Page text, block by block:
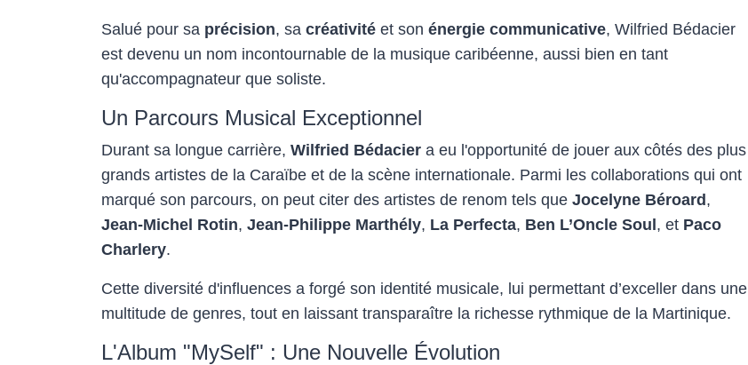
Salué pour sa précision, sa créativité et son énergie communicative, Wilfried Bédacier
est devenu un nom incontournable de la musique caribéenne, aussi bien en tant
qu'accompagnateur que soliste.
Un Parcours Musical Exceptionnel
Durant sa longue carrière, Wilfried Bédacier a eu l'opportunité de jouer aux côtés des plus
grands artistes de la Caraïbe et de la scène internationale. Parmi les collaborations qui ont
marqué son parcours, on peut citer des artistes de renom tels que Jocelyne Béroard,
Jean-Michel Rotin, Jean-Philippe Marthély, La Perfecta, Ben L’Oncle Soul, et Paco
Charlery.
Cette diversité d'influences a forgé son identité musicale, lui permettant d’exceller dans une
multitude de genres, tout en laissant transparaître la richesse rythmique de la Martinique.
L'Album "MySelf" : Une Nouvelle Évolution